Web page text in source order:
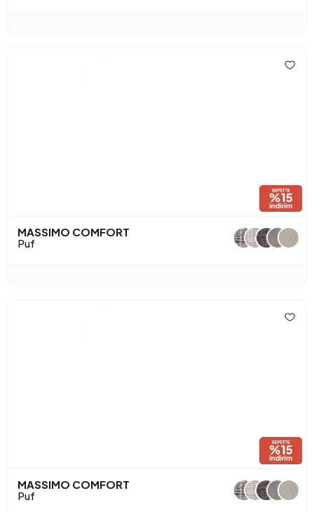
MASSIMO COMFORT
Puf
MASSIMO COMFORT
Puf